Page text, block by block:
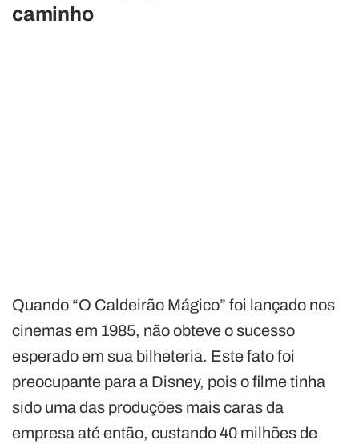
caminho
Quando “O Caldeirão Mágico” foi lançado nos
cinemas em 1985, não obteve o sucesso
esperado em sua bilheteria. Este fato foi
preocupante para a Disney, pois o filme tinha
sido uma das produções mais caras da
empresa até então, custando 40 milhões de